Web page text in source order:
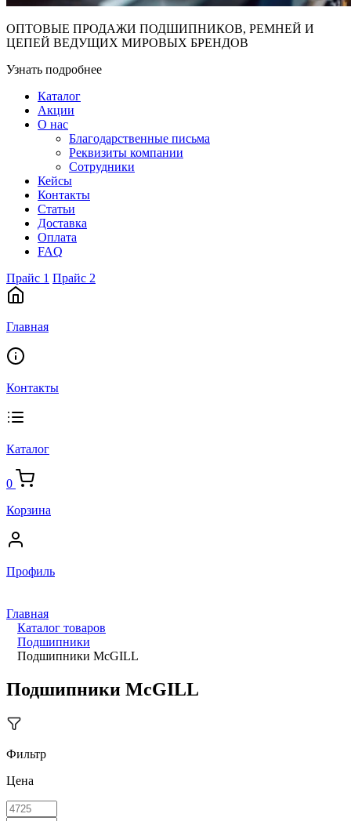
ОПТОВЫЕ ПРОДАЖИ ПОДШИПНИКОВ, РЕМНЕЙ И
ЦЕПЕЙ ВЕДУЩИХ МИРОВЫХ БРЕНДОВ
Узнать подробнее
Каталог
Акции
О нас
Благодарственные письма
Реквизиты компании
Сотрудники
Кейсы
Контакты
Статьи
Доставка
Оплата
FAQ
Прайс 1 Прайс 2
Главная
Контакты
Каталог
0
Корзина
Профиль
Главная
Каталог товаров
Подшипники
Подшипники McGILL
Подшипники McGILL
Фильтр
Цена